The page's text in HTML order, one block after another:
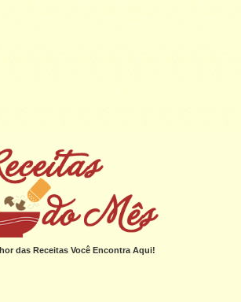
das Receitas Você Encontra Aqui!